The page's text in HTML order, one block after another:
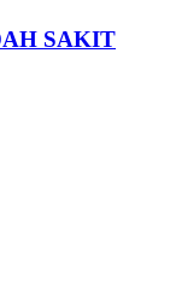
SAKIT